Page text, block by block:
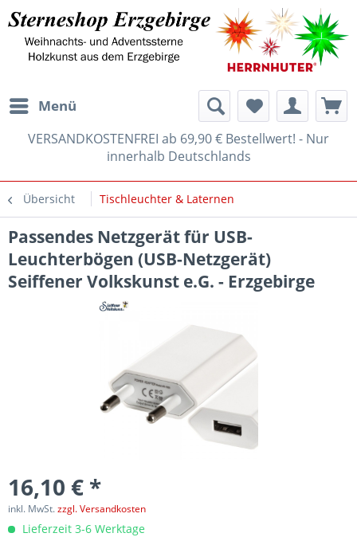
Menü
VERSANDKOSTENFREI ab 69,90 € Bestellwert! - Nur
innerhalb Deutschlands
Übersicht Tischleuchter & Laternen
Passendes Netzgerät für USB-
Leuchterbögen (USB-Netzgerät)
Seiffener Volkskunst e.G. - Erzgebirge
16,10 € *
inkl. MwSt.zzgl. Versandkosten
Lieferzeit 3-6 Werktage